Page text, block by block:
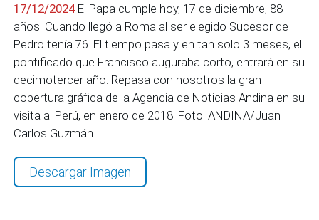
17/12/2024El Papa cumple hoy, 17 de diciembre, 88
años. Cuando llegó a Roma al ser elegido Sucesor de
Pedro tenía 76. El tiempo pasa y en tan solo 3 meses, el
pontificado que Francisco auguraba corto, entrará en su
decimotercer año. Repasa con nosotros la gran
cobertura gráfica de la Agencia de Noticias Andina en su
visita al Perú, en enero de 2018. Foto: ANDINA/Juan
Carlos Guzmán
Descargar Imagen